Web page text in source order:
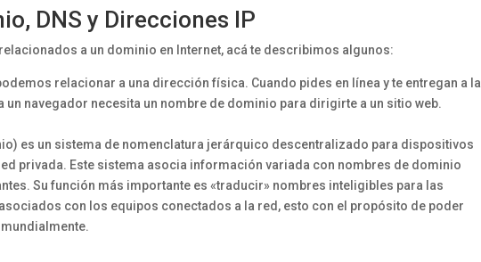
DNS y Direcciones IP
a un dominio en Internet, acá te describimos algunos:
relacionar a una dirección física. Cuando pides en línea y te entregan a la
un navegador necesita un nombre de dominio para dirigirte a un sitio web.
es un sistema de nomenclatura jerárquico descentralizado para dispositivos
privada. Este sistema asocia información variada con nombres de dominio
Su función más importante es «traducir» nombres inteligibles para las
con los equipos conectados a la red, esto con el propósito de poder